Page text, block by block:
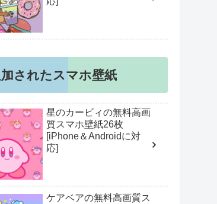
されたスマホ壁紙
星のカービィの無料高画
質スマホ壁紙26枚
[iPhone＆Androidに対
応]
ケアベアの無料高画質ス